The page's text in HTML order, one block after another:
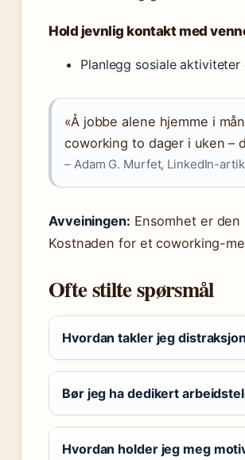
Hold jevnlig kontakt med
Planlegg sosiale
«Å jobbe alene hjemme i
coworking to dager i uken –
– Adam G. Murfet, LinkedIn-
Avveiningen: Ensomhet er
Kostnaden for et coworking-
Ofte stilte spørsmål
Hvordan takler jeg
Bør jeg ha dedikert
Hvordan holder jeg meg